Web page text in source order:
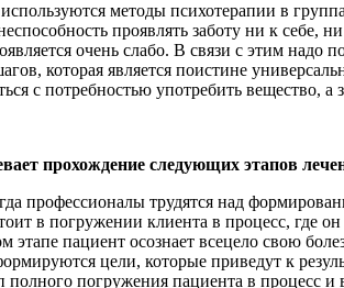
методы психотерапии в
проявлять заботу ни к
очень слабо. В связи с этим
которая является поистине
с потребностью употребить вещество,
прохождение следующих этапов
профессионалы трудятся над
в погружении клиента в процесс, где
этапе пациент осознает всецело свою
цели, которые приведут к
полного погружения пациента в процесс